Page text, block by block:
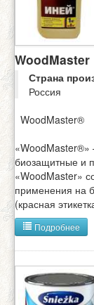
WoodMaster
Страна
Россия
WoodMaster®
биозащитные и
«WoodMaster»
применения на
(красная
Подробнее